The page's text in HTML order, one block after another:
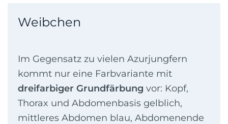
Weibchen
Im Gegensatz zu vielen Azurjungfern
kommt nur eine Farbvariante mit
dreifarbiger Grundfärbung vor: Kopf,
Thorax und Abdomenbasis gelblich,
mittleres Abdomen blau, Abdomenende